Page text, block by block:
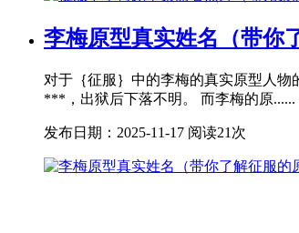
李梅原型真实姓名（带你
对于｛征服｝中的李梅的真实原型人
***，出狱后下落不明。 而李梅的原......
发布日期：2025-11-17 阅读21次